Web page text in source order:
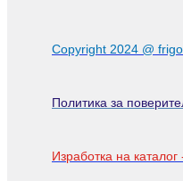
Copyright 2024 @
Политика за
Изработка на